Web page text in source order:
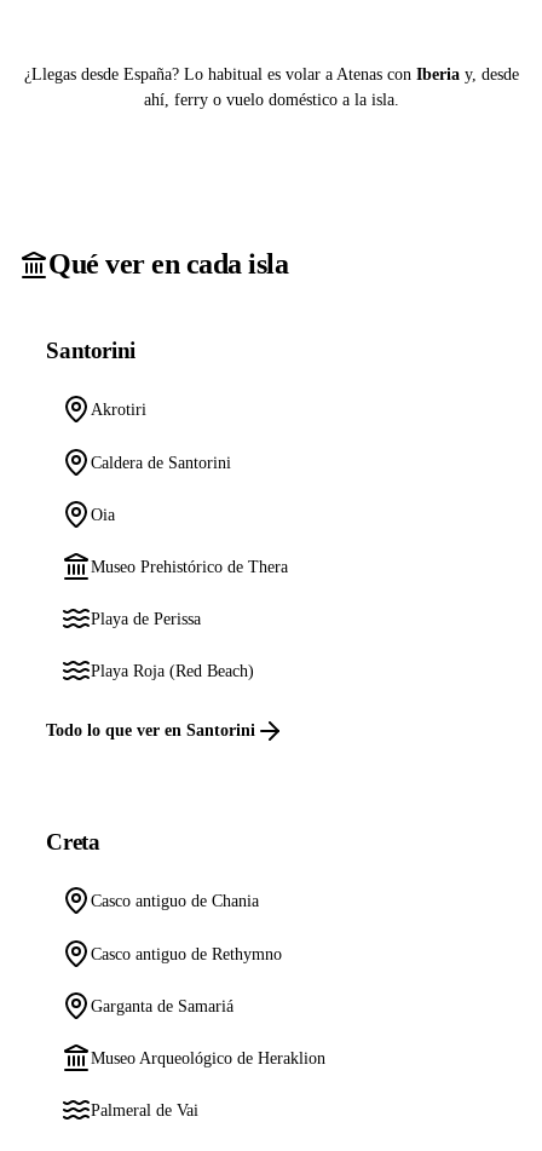
¿Llegas desde España? Lo habitual es volar a Atenas con Iberiay, desde
ahí, ferry o vuelo doméstico a la isla.
Qué ver en cada isla
Santorini
Akrotiri
Caldera de Santorini
Oia
Museo Prehistórico de Thera
Playa de Perissa
Playa Roja (Red Beach)
Todo lo que ver en Santorini
Creta
Casco antiguo de Chania
Casco antiguo de Rethymno
Garganta de Samariá
Museo Arqueológico de Heraklion
Palmeral de Vai